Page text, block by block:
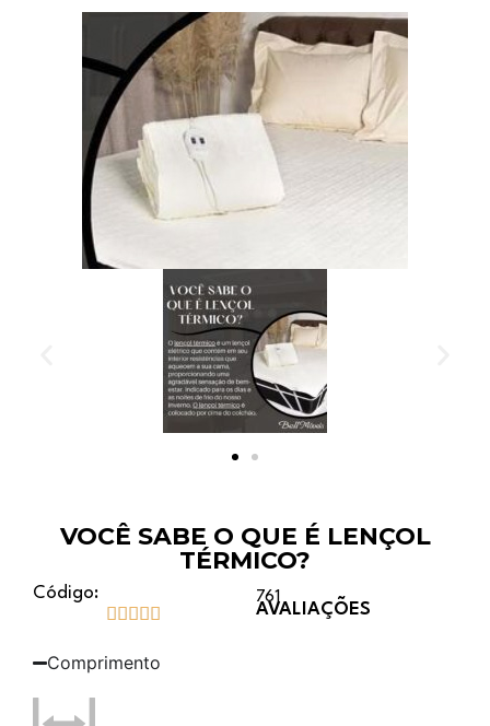
VOCÊ SABE O QUE É LENÇOL
TÉRMICO?
Código: 761
 AVALIAÇÕES
Comprimento